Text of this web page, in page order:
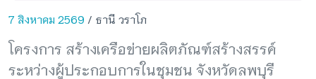
7 สิงหาคม 2569 / ธานี วราโภ
โครงการ สร้างเครือข่ายผลิตภัณฑ์สร้างสรรค์
ระหว่างผู้ประกอบการในชุมชน จังหวัดลพบุรี